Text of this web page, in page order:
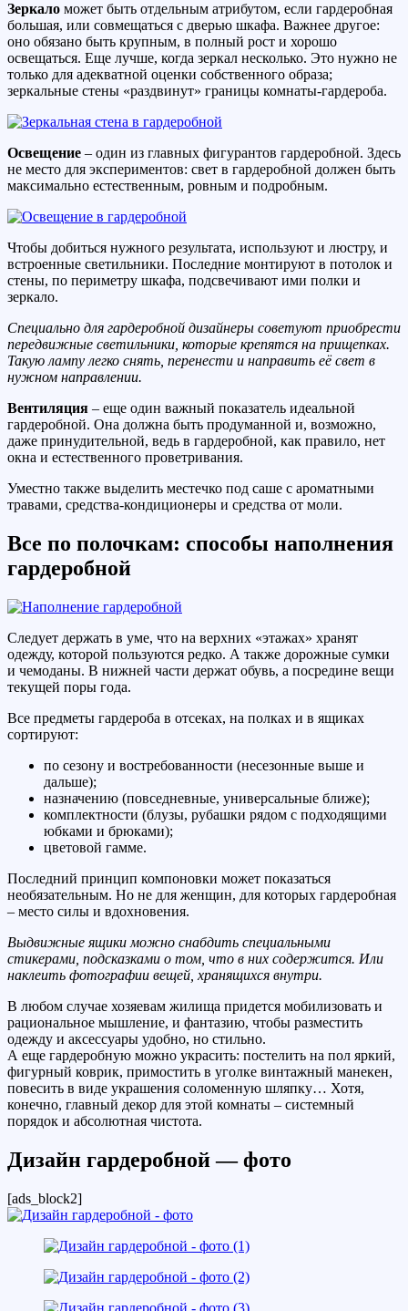
Зеркало может быть отдельным атрибутом, если гардеробная
большая, или совмещаться с дверью шкафа. Важнее другое:
оно обязано быть крупным, в полный рост и хорошо
освещаться. Еще лучше, когда зеркал несколько. Это нужно не
только для адекватной оценки собственного образа;
зеркальные стены «раздвинут» границы комнаты-гардероба.
Освещение – один из главных фигурантов гардеробной. Здесь
не место для экспериментов: свет в гардеробной должен быть
максимально естественным, ровным и подробным.
Чтобы добиться нужного результата, используют и люстру, и
встроенные светильники. Последние монтируют в потолок и
стены, по периметру шкафа, подсвечивают ими полки и
зеркало.
Специально для гардеробной дизайнеры советуют приобрести
передвижные светильники, которые крепятся на прищепках.
Такую лампу легко снять, перенести и направить её свет в
нужном направлении.
Вентиляция – еще один важный показатель идеальной
гардеробной. Она должна быть продуманной и, возможно,
даже принудительной, ведь в гардеробной, как правило, нет
окна и естественного проветривания.
Уместно также выделить местечко под саше с ароматными
травами, средства-кондиционеры и средства от моли.
Все по полочкам: способы наполнения
гардеробной
Следует держать в уме, что на верхних «этажах» хранят
одежду, которой пользуются редко. А также дорожные сумки
и чемоданы. В нижней части держат обувь, а посредине вещи
текущей поры года.
Все предметы гардероба в отсеках, на полках и в ящиках
сортируют:
по сезону и востребованности (несезонные выше и
дальше);
назначению (повседневные, универсальные ближе);
комплектности (блузы, рубашки рядом с подходящими
юбками и брюками);
цветовой гамме.
Последний принцип компоновки может показаться
необязательным. Но не для женщин, для которых гардеробная
– место силы и вдохновения.
Выдвижные ящики можно снабдить специальными
стикерами, подсказками о том, что в них содержится. Или
наклеить фотографии вещей, хранящихся внутри.
В любом случае хозяевам жилища придется мобилизовать и
рациональное мышление, и фантазию, чтобы разместить
одежду и аксессуары удобно, но стильно.
А еще гардеробную можно украсить: постелить на пол яркий,
фигурный коврик, примостить в уголке винтажный манекен,
повесить в виде украшения соломенную шляпку… Хотя,
конечно, главный декор для этой комнаты – системный
порядок и абсолютная чистота.
Дизайн гардеробной — фото
[ads_block2]